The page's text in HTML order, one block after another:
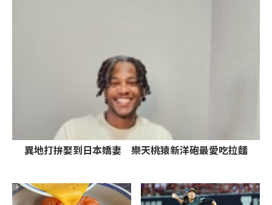
異地打拚娶到日本嬌妻 樂天桃猿新洋砲最愛吃拉麵
PR